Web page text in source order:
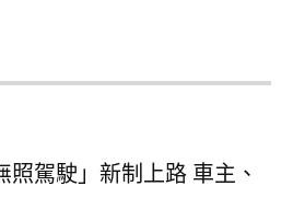
照駕駛」新制上路 車主、